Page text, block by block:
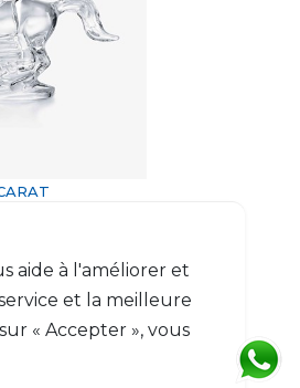
clair (Motif)
L: 17.9cm
aide à l'améliorer et
et la meilleure
« Accepter », vous